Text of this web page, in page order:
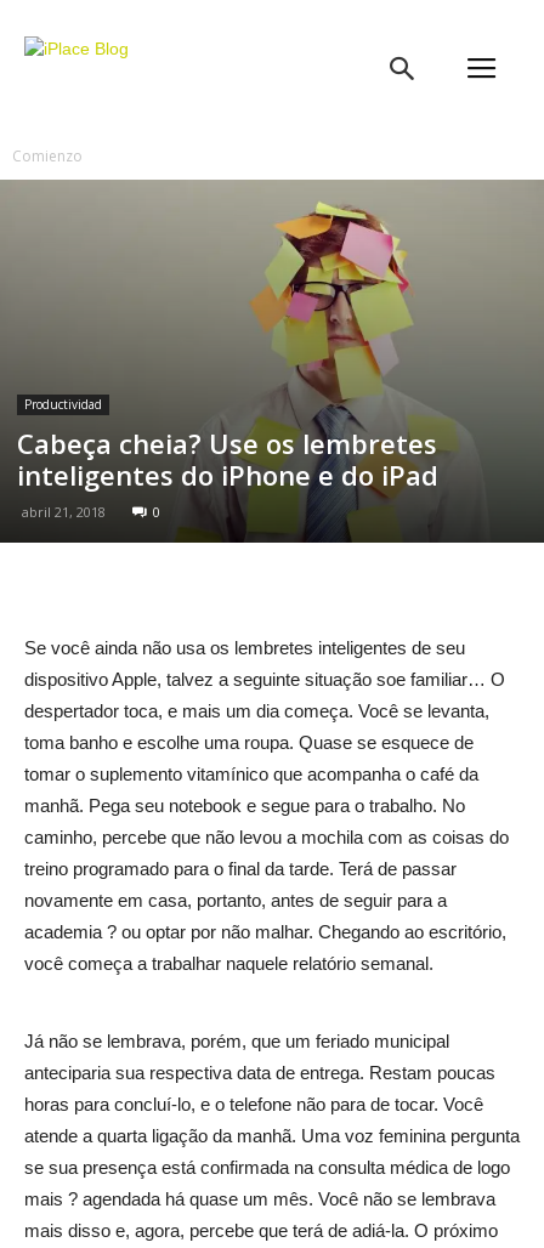
Comienzo
Productividad
Cabeça cheia? Use os lembretes
inteligentes do iPhone e do iPad
abril 21, 2018 0
Se você ainda não usa os lembretes inteligentes de seu
dispositivo Apple, talvez a seguinte situação soe familiar… O
despertador toca, e mais um dia começa. Você se levanta,
toma banho e escolhe uma roupa. Quase se esquece de
tomar o suplemento vitamínico que acompanha o café da
manhã. Pega seu notebook e segue para o trabalho. No
caminho, percebe que não levou a mochila com as coisas do
treino programado para o final da tarde. Terá de passar
novamente em casa, portanto, antes de seguir para a
academia ? ou optar por não malhar. Chegando ao escritório,
você começa a trabalhar naquele relatório semanal.
Já não se lembrava, porém, que um feriado municipal
anteciparia sua respectiva data de entrega. Restam poucas
horas para concluí-lo, e o telefone não para de tocar. Você
atende a quarta ligação da manhã. Uma voz feminina pergunta
se sua presença está confirmada na consulta médica de logo
mais ? agendada há quase um mês. Você não se lembrava
mais disso e, agora, percebe que terá de adiá-la. O próximo